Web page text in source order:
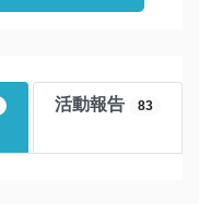
活動報告 83